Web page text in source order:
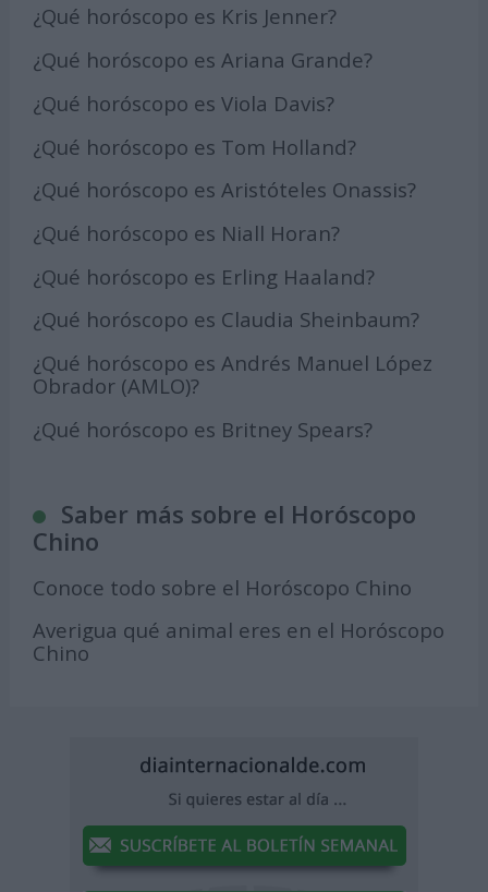
¿Qué horóscopo es Kris Jenner?
¿Qué horóscopo es Ariana Grande?
¿Qué horóscopo es Viola Davis?
¿Qué horóscopo es Tom Holland?
¿Qué horóscopo es Aristóteles Onassis?
¿Qué horóscopo es Niall Horan?
¿Qué horóscopo es Erling Haaland?
¿Qué horóscopo es Claudia Sheinbaum?
¿Qué horóscopo es Andrés Manuel López
Obrador (AMLO)?
¿Qué horóscopo es Britney Spears?
Saber más sobre el Horóscopo
Chino
Conoce todo sobre el Horóscopo Chino
Averigua qué animal eres en el Horóscopo
Chino